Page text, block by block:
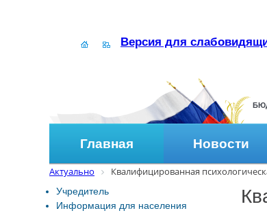
Версия для
Главная Новости
Актуально Квалифицированная
Учредитель
Информация для населения